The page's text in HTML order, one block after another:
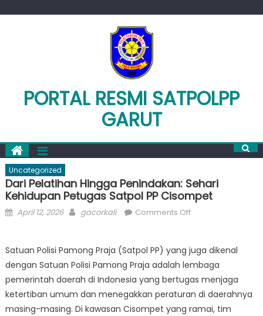
PORTAL RESMI SATPOLPP
GARUT
Uncategorized
Dari Pelatihan Hingga Penindakan: Sehari
Kehidupan Petugas Satpol PP Cisompet
Posted
April 12, 2026 Author
gacorkali Comments Offon
Hingga
Penindakan:
Sehari
Kehidupan
Petugas
Satuan Polisi Pamong Praja (Satpol PP) yang juga dikenal
dengan Satuan Polisi Pamong Praja adalah lembaga
pemerintah daerah di Indonesia yang bertugas menjaga
ketertiban umum dan menegakkan peraturan di daerahnya
masing-masing. Di kawasan Cisompet yang ramai, tim